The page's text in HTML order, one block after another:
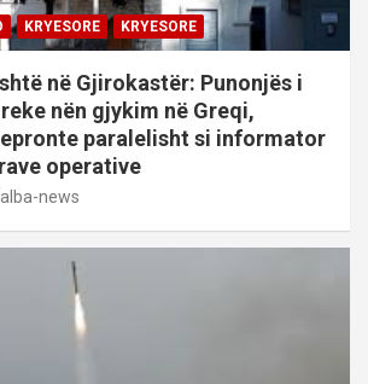
KRYESORE KRYESORE
në Gjirokastër: Punonjës i
nën gjykim në Greqi,
paralelisht si informator
operative
alba-news